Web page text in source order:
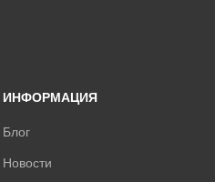
ИНФОРМАЦИЯ
Блог
Новости